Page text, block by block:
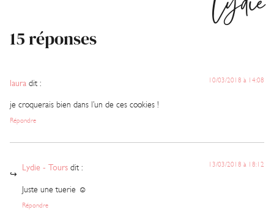
15 réponses
laura dit : 10/03/2018 à 14:08
je croquerais bien dans l’un de ces cookies !
Répondre
Lydie - Tours dit : 13/03/2018 à 18:12
Juste une tuerie ☺️
Répondre